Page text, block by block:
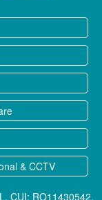
& CCTV
CUI: RO11430542,